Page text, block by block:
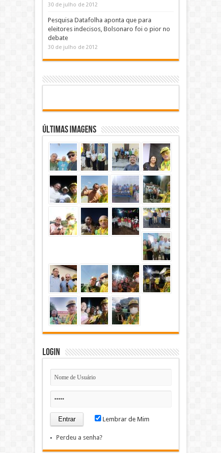
30 de julho de 2012
Pesquisa Datafolha aponta que para
eleitores indecisos, Bolsonaro foi o pior no
debate
30 de julho de 2012
Últimas Imagens
Login
Lembrar de Mim
Perdeu a senha?